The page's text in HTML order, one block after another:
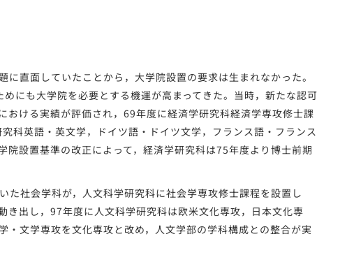
面していたことから，大学院設置の要求は生まれなかった。
にも大学院を必要とする機運が高まってきた。当時，新たな認可
ける実績が評価され，69年度に経済学研究科経済学専攻修士課
科英語・英文学，ドイツ語・ドイツ文学，フランス語・フランス
設置基準の改正によって，経済学研究科は75年度より博士前期
社会学科が，人文科学研究科に社会学専攻修士課程を設置し
出し，97年度に人文科学研究科は欧米文化専攻，日本文化専
文学専攻を文化専攻と改め，人文学部の学科構成との整合が実